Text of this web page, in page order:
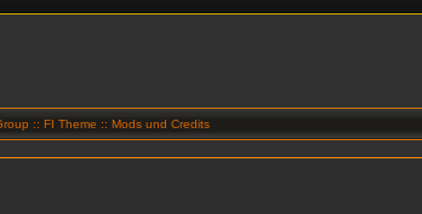
:: FI Theme :: Mods und Credits